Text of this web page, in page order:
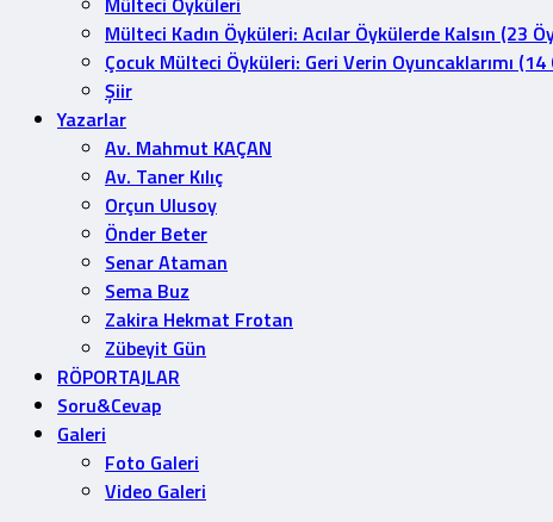
Mülteci Kadın Öyküleri: Acılar Öykülerde Kalsın (23
Çocuk Mülteci Öyküleri: Geri Verin Oyuncaklarımı (14
Şiir
Yazarlar
Av. Mahmut KAÇAN
Av. Taner Kılıç
Orçun Ulusoy
Önder Beter
Senar Ataman
Sema Buz
Zakira Hekmat Frotan
Zübeyit Gün
RÖPORTAJLAR
Soru&Cevap
Galeri
Foto Galeri
Video Galeri